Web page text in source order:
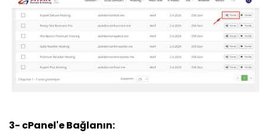
3- cPanel'e Bağlanın: